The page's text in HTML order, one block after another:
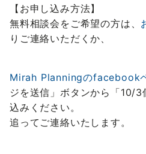
【お申し込み方法】
無料相談会をご希望の方は、
りご連絡いただくか、
Mirah Planningのfacebook
ジを送信」ボタンから「10/3
込みください。
追ってご連絡いたします。